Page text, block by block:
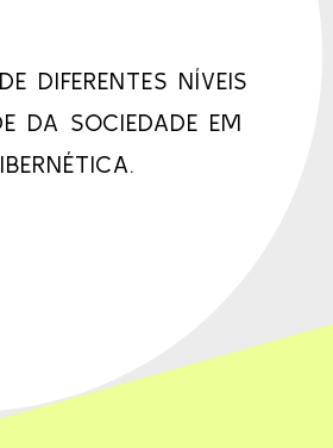
DIFERENTES NÍVEIS
DA SOCIEDADE EM